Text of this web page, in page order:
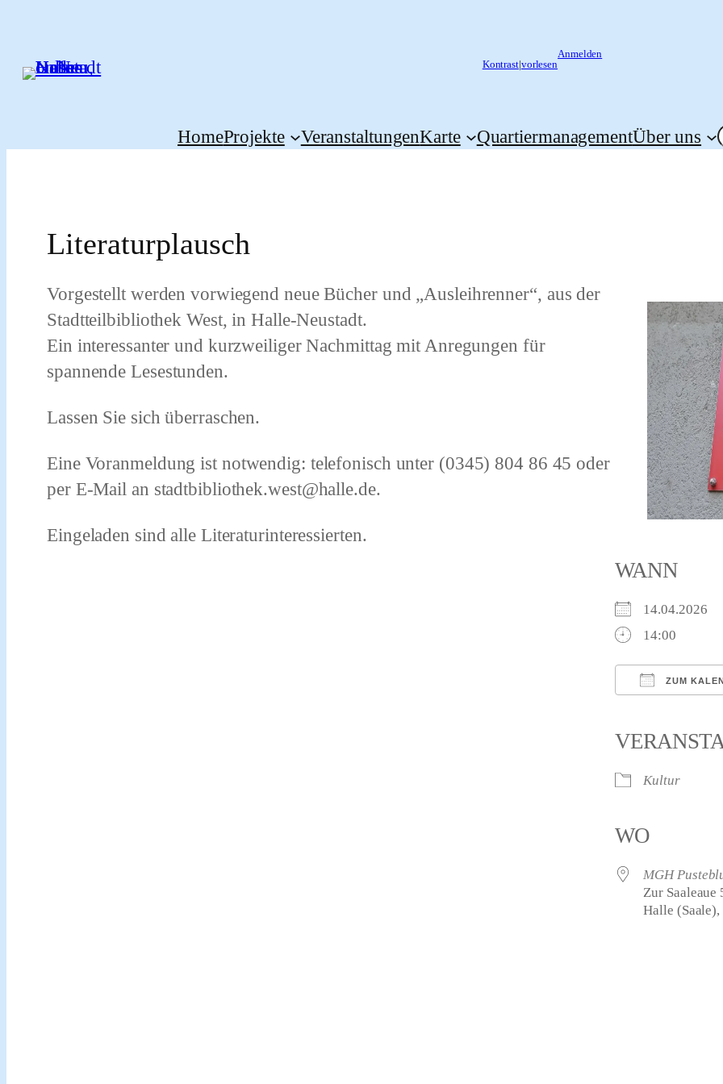
springen
Kontrast| vorlesen
Anmelden
HomeProjekte VeranstaltungenKarte QuartiermanagementÜber uns
Literaturplausch
Vorgestellt werden vorwiegend neue Bücher und „Ausleihrenner“, aus der
Stadtteilbibliothek West, in Halle-Neustadt.
Ein interessanter und kurzweiliger Nachmittag mit Anregungen für
spannende Lesestunden.
Lassen Sie sich überraschen.
Eine Voranmeldung ist notwendig: telefonisch unter (0345) 804 86 45 oder
per E-Mail an stadtbibliothek.west@halle.de.
Eingeladen sind alle Literaturinteressierten.
WANN
14.04.2026
14:00
ZUM
Kultur
WO
MGH
Zur Saaleaue
Halle